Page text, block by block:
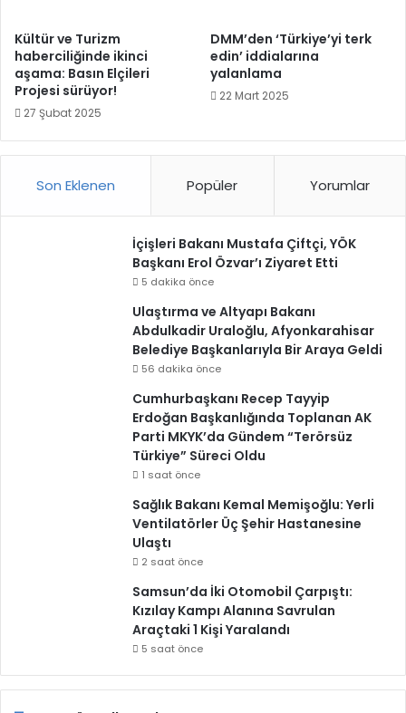
Kültür ve Turizm
haberciliğinde ikinci
aşama: Basın Elçileri
Projesi sürüyor!
27 Şubat 2025
DMM’den ‘Türkiye’yi terk
edin’ iddialarına
yalanlama
22 Mart 2025
Son Eklenen Popüler Yorumlar
İçişleri Bakanı Mustafa Çiftçi, YÖK
Başkanı Erol Özvar’ı Ziyaret Etti
5 dakika önce
Ulaştırma ve Altyapı Bakanı
Abdulkadir Uraloğlu, Afyonkarahisar
Belediye Başkanlarıyla Bir Araya Geldi
56 dakika önce
Cumhurbaşkanı Recep Tayyip
Erdoğan Başkanlığında Toplanan AK
Parti MKYK’da Gündem “Terörsüz
Türkiye” Süreci Oldu
1 saat önce
Sağlık Bakanı Kemal Memişoğlu: Yerli
Ventilatörler Üç Şehir Hastanesine
Ulaştı
2 saat önce
Samsun’da İki Otomobil Çarpıştı:
Kızılay Kampı Alanına Savrulan
Araçtaki 1 Kişi Yaralandı
5 saat önce